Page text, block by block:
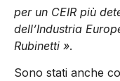
per un CEIR più
dell’Industria
Rubinetti ».
Sono stati anche